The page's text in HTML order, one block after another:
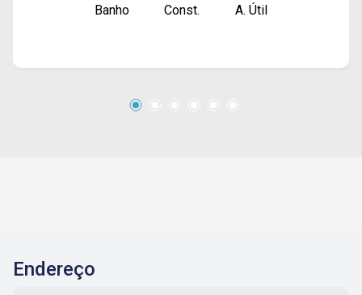
Banho
Const.
A. Útil
Endereço